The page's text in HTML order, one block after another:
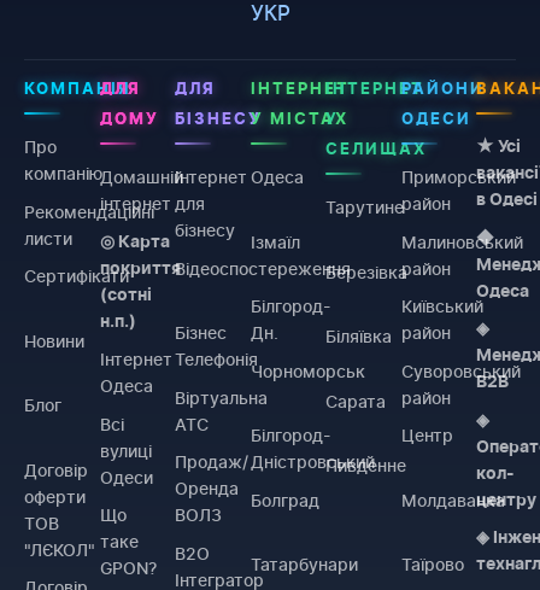
УКР
КОМПАНІЯ
Про
компанію
Рекомендаційні
листи
Сертифікати
Новини
Блог
Договiр
оферти
ТОВ
"ЛЄКОЛ"
ДЛЯ
ДОМУ
Домашній
інтернет
◎ Карта
покриття
(сотні
н.п.)
Інтернет
Одеса
Всі
вулиці
Одеси
Що
таке
GPON?
ДЛЯ
БІЗНЕСУ
Інтернет
для
бізнесу
Відеоспостереження
Бізнес
Телефонія
Віртуальна
АТС
Продаж/
Оренда
ВОЛЗ
B2O
Інтегратор
ІНТЕРНЕТ
У МІСТАХ
Одеса
Ізмаїл
Білгород-
Дн.
Чорноморськ
Білгород-
Дністровський
Болград
Татарбунари
ІНТЕРНЕТ
У
СЕЛИЩАХ
Тарутине
Березівка
Біляївка
Сарата
Пивденне
РАЙОНИ
ОДЕСИ
Приморський
район
Малиновський
район
Київський
район
Суворовський
район
Центр
Молдаванка
Таїрово
★ Усі
в Одесі
◆
Одеса
◈
B2B
◈
кол-
центру
◈